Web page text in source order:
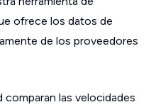
ofrece los datos de
de los proveedores
las velocidades